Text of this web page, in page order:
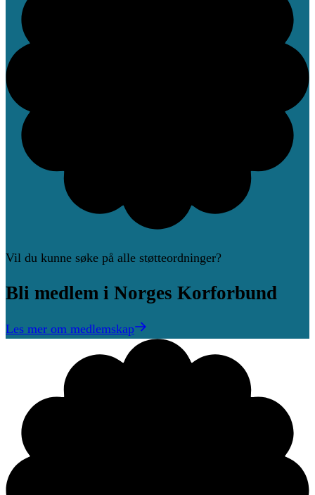
Vil du kunne søke på alle støtteordninger?
Bli medlem i Norges Korforbund
Les mer om medlemskap